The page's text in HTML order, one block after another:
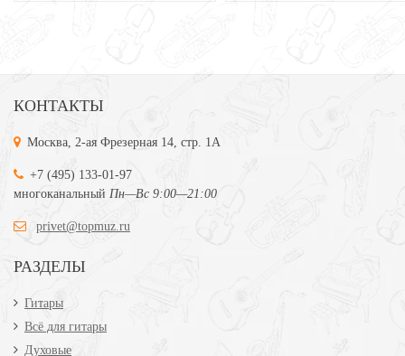
КОНТАКТЫ
Москва, 2-ая Фрезерная 14, стр. 1А
+7 (495) 133-01-97
многоканальный Пн—Вс 9:00—21:00
privet@topmuz.ru
РАЗДЕЛЫ
Гитары
Всё для гитары
Духовые